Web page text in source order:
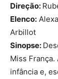
Direção:
Elenco:
Arbillot
Sinopse:
Miss
infância e,